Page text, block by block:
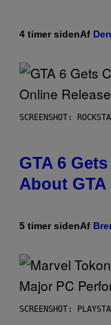
4 timer sidenAf
SCREENSHOT:
GTA 6
About GTA
5 timer sidenAf
SCREENSHOT: